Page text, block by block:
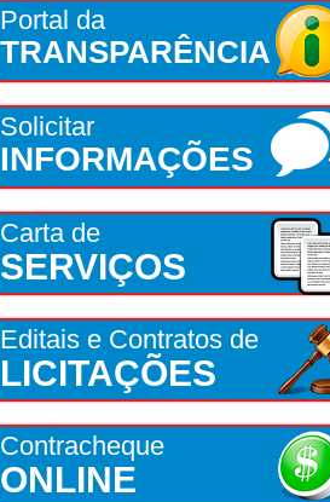
Portal da
TRANSPARÊNCIA
Solicitar
INFORMAÇÕES
Carta de
SERVIÇOS
Editais e Contratos de
LICITAÇÕES
Contracheque
ONLINE